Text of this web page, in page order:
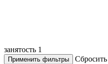
занятость 1
Применить фильтры
Сбросить